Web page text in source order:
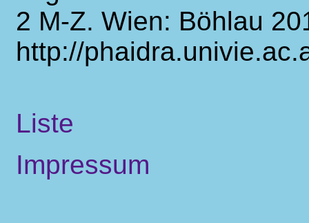
2 M-Z. Wien: Böhlau
http://
Liste
Impressum